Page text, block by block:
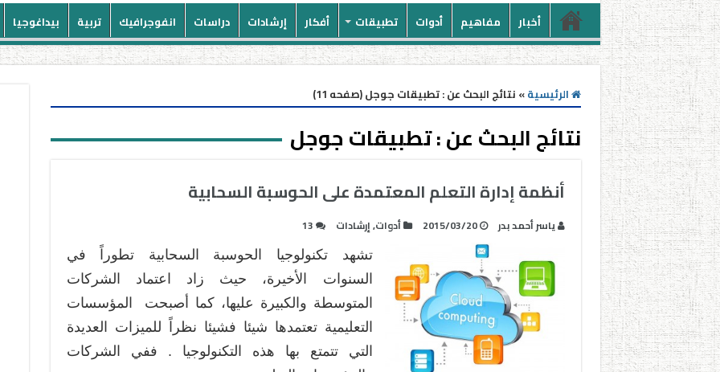
أخبار مفاهيم أدوات تطبيقات أفكار إرشادات دراسات انفوجرافيك تربية بيداغوجيا
الرئيسية» نتائج البحث عن : تطبيقات جوجل (صفحه 11)
نتائج البحث عن :تطبيقات جوجل
أنظمة إدارة التعلم المعتمدة على الحوسبة السحابية
ياسر أحمد بدر 2015/03/20 أدوات,إرشادات 13
تشهد تكنولوجيا الحوسبة السحابية تطوراً في
السنوات الأخيرة، حيث زاد اعتماد الشركات
المتوسطة والكبيرة عليها، كما أصبحت المؤسسات
التعليمية تعتمدها شيئا فشيئا نظراً للميزات العديدة
التي تتمتع بها هذه التكنولوجيا . ففي الشركات